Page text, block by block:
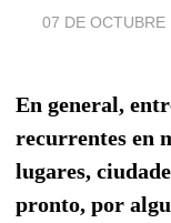
07 DE OCTUBRE
En general,
recurrentes en
lugares,
pronto, por